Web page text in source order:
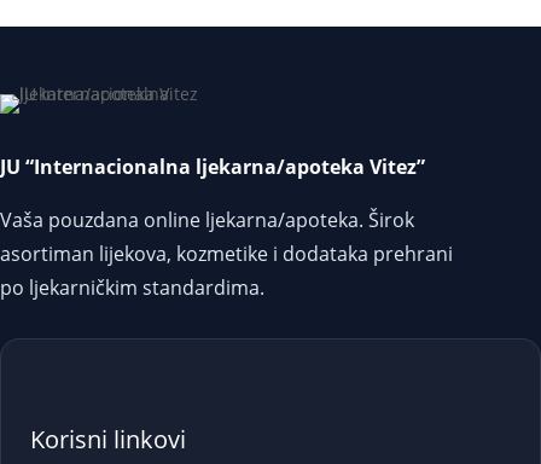
JU “Internacionalna ljekarna/apoteka Vitez”
Vaša pouzdana online ljekarna/apoteka. Širok
asortiman lijekova, kozmetike i dodataka prehrani
po ljekarničkim standardima.
Korisni linkovi